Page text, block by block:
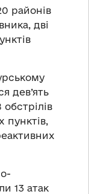
районів
дві
дев’ять
пунктів,
13 атак